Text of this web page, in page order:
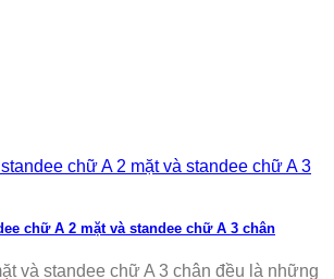
chữ A 2 mặt và standee chữ A 3 chân
và standee chữ A 3 chân đều là những